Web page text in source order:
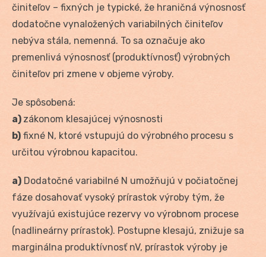
činiteľov – fixných je typické, že hraničná výnosnosť
dodatočne vynaložených variabilných činiteľov
nebýva stála, nemenná. To sa označuje ako
premenlivá výnosnosť (produktívnosť) výrobných
činiteľov pri zmene v objeme výroby.
Je spôsobená:
a) zákonom klesajúcej výnosnosti
b) fixné N, ktoré vstupujú do výrobného procesu s
určitou výrobnou kapacitou.
a) Dodatočné variabilné N umožňujú v počiatočnej
fáze dosahovať vysoký prírastok výroby tým, že
využívajú existujúce rezervy vo výrobnom procese
(nadlineárny prírastok). Postupne klesajú, znižuje sa
marginálna produktívnosť nV, prírastok výroby je